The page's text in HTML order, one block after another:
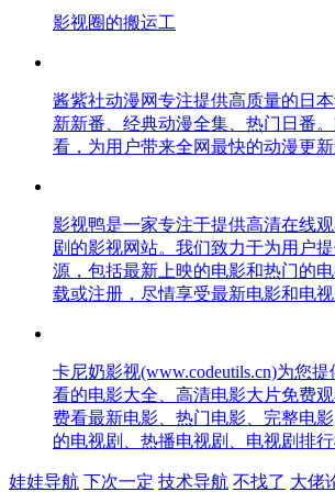
影视圈的搬运工
酱紫社动漫网专注提供高质量的日
新新番、经典动漫全集、热门日番
看，为用户带来全网最快的动漫更新
影视鸭是一家专注于提供高清在线
剧的影视网站。我们致力于为用户
源，包括最新上映的电影和热门的
载或注册，尽情享受最新电影和电视
卡尼奶影视(www.codeutils.cn)为您
看的电影大全、高清电影大片免费
费看最新电影、热门电影、完整电
的电视剧、热播电视剧、电视剧排行
娃娃导航 下次一定 技术导航 不找了 大佬